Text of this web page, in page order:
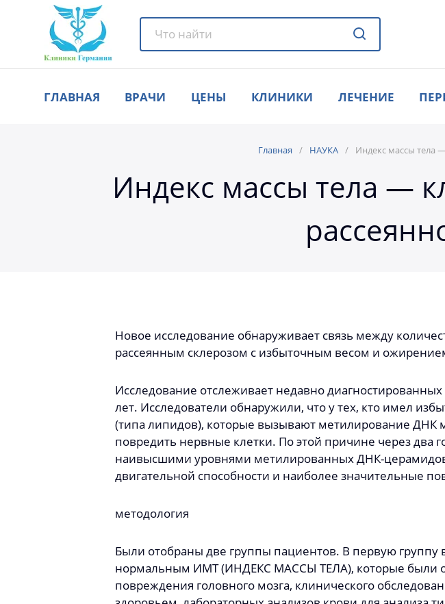
ГЛАВНАЯ ВРАЧИ ЦЕНЫ КЛИНИКИ ЛЕЧЕНИЕ
Главная НАУКА Индекс массы тела
Индекс массы тела —
Новое исследование обнаруживает связь между
рассеянным склерозом с избыточным весом и
Исследование отслеживает недавно
лет. Исследователи обнаружили, что у тех, кто имел
(типа липидов), которые вызывают метилирование ДНК
повредить нервные клетки. По этой причине через два
наивысшими уровнями метилированных ДНК-
двигательной способности и наиболее значительные
методология
Были отобраны две группы пациентов. В первую группу
нормальным ИМТ (ИНДЕКС МАССЫ ТЕЛА), которые были
повреждения головного мозга, клинического